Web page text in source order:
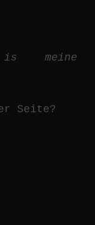
meine
Seite?